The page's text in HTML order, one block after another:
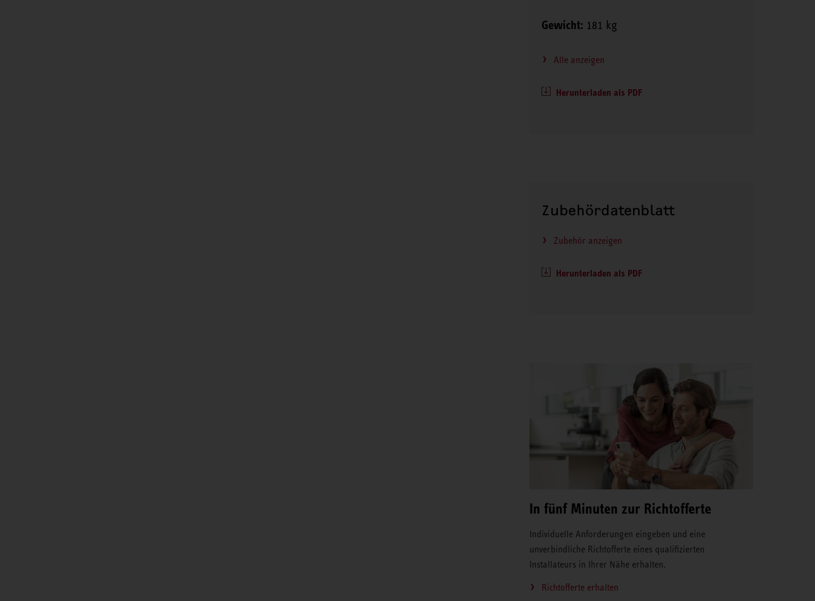
Gewicht: 181 kg
Alle anzeigen
Herunterladen als PDF
Zubehördatenblatt
Zubehör anzeigen
Herunterladen als PDF
In fünf Minuten zur Richtofferte
Individuelle Anforderungen eingeben und eine
unverbindliche Richtofferte eines qualifizierten
Installateurs in Ihrer Nähe erhalten.
Richtofferte erhalten